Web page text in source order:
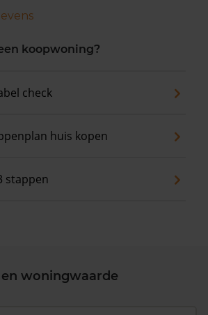
koopwoning?
check
huis kopen
stappen
woningwaarde